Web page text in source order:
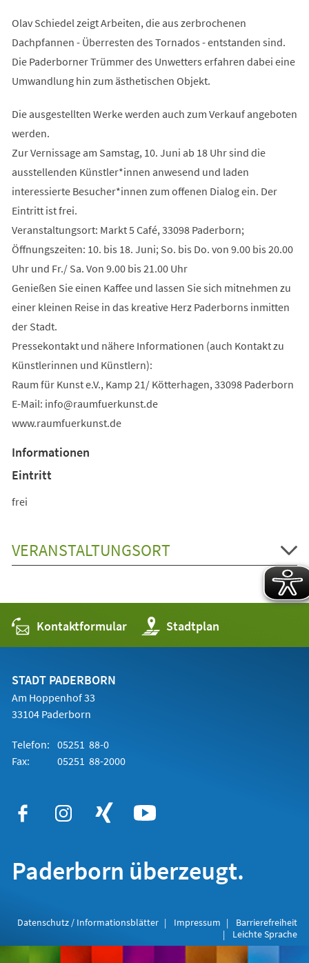
Olav Schiedel zeigt Arbeiten, die aus zerbrochenen
Dachpfannen - Überresten des Tornados - entstanden sind.
Die Paderborner Trümmer des Unwetters erfahren dabei eine
Umwandlung hin zum ästhetischen Objekt.
Die ausgestellten Werke werden auch zum Verkauf angeboten
werden.
Zur Vernissage am Samstag, 10. Juni ab 18 Uhr sind die
ausstellenden Künstler*innen anwesend und laden
interessierte Besucher*innen zum offenen Dialog ein. Der
Eintritt ist frei.
Veranstaltungsort: Markt 5 Café, 33098 Paderborn;
Öffnungszeiten: 10. bis 18. Juni; So. bis Do. von 9.00 bis 20.00
Uhr und Fr./ Sa. Von 9.00 bis 21.00 Uhr
Genießen Sie einen Kaffee und lassen Sie sich mitnehmen zu
einer kleinen Reise in das kreative Herz Paderborns inmitten
der Stadt.
Pressekontakt und nähere Informationen (auch Kontakt zu
Künstlerinnen und Künstlern):
Raum für Kunst e.V., Kamp 21/ Kötterhagen, 33098 Paderborn
E-Mail: info raumfuerkunst de
www.raumfuerkunst.de
Informationen
Eintritt
frei
VERANSTALTUNGSORT
Kontaktformular Stadtplan
(Öffnet
in
einem
STADT PADERBORN
Am Hoppenhof 33
33104 Paderborn
Telefon: 05251 88-0
Fax:
05251 88-2000
Paderborn überzeugt.
Datenschutz / Informationsblätter Impressum
Barrierefreiheit
Leichte Sprache